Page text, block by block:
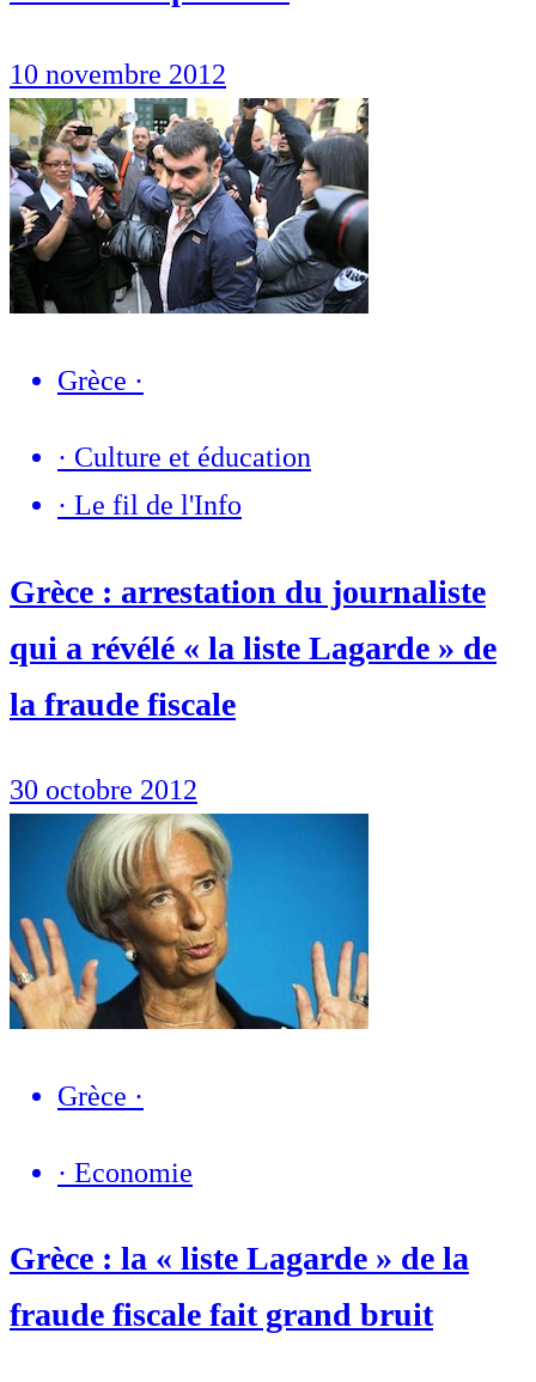
10 novembre 2012
Grèce ·
· Culture et éducation
· Le fil de l'Info
Grèce : arrestation du journaliste
qui a révélé « la liste Lagarde » de
la fraude fiscale
30 octobre 2012
Grèce ·
· Economie
Grèce : la « liste Lagarde » de la
fraude fiscale fait grand bruit